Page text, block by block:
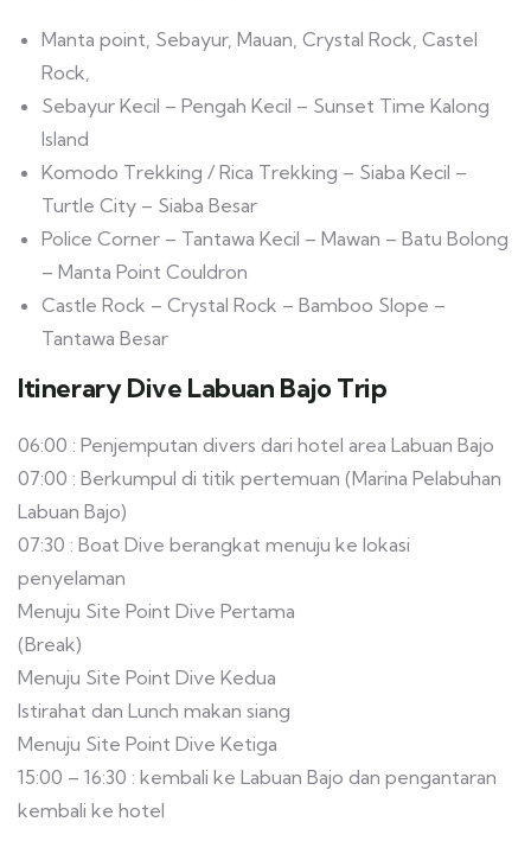
Manta point, Sebayur, Mauan, Crystal Rock, Castel
Rock,
Sebayur Kecil – Pengah Kecil – Sunset Time Kalong
Island
Komodo Trekking / Rica Trekking – Siaba Kecil –
Turtle City – Siaba Besar
Police Corner – Tantawa Kecil – Mawan – Batu Bolong
– Manta Point Couldron
Castle Rock – Crystal Rock – Bamboo Slope –
Tantawa Besar
Itinerary Dive Labuan Bajo Trip
06:00 : Penjemputan divers dari hotel area Labuan Bajo
07:00 : Berkumpul di titik pertemuan (Marina Pelabuhan
Labuan Bajo)
07:30 : Boat Dive berangkat menuju ke lokasi
penyelaman
Menuju Site Point Dive Pertama
(Break)
Menuju Site Point Dive Kedua
Istirahat dan Lunch makan siang
Menuju Site Point Dive Ketiga
15:00 – 16:30 : kembali ke Labuan Bajo dan pengantaran
kembali ke hotel